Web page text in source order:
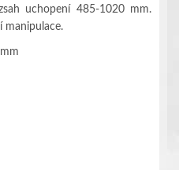
uchopení 485-1020 mm.
manipulace.